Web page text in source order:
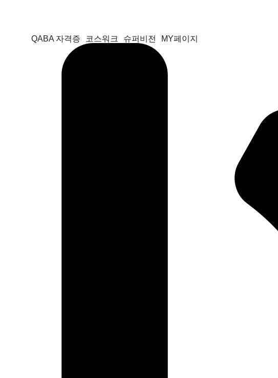
QABA 자격증 코스워크 슈퍼비전 MY페이지